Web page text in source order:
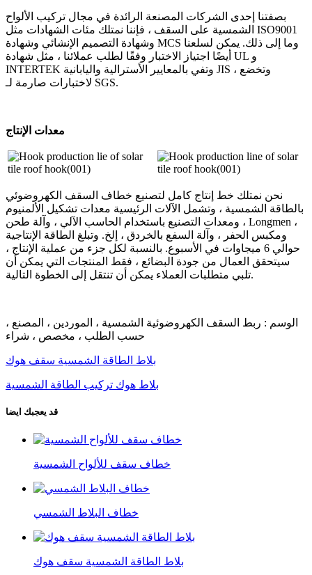
بصفتنا إحدى الشركات المصنعة الرائدة في مجال تركيب الألواح
الشمسية على السقف ، فإننا نمتلك مئات الشهادات مثل ISO9001
وشهادة التصميم الإنشائي وشهادة MCS وما إلى ذلك. يمكن لسلعنا
أيضًا اجتياز الاختبار وفقًا لطلب عملائنا ، مثل شهادة UL و
INTERTEK وتفي بالمعايير الأسترالية واليابانية JIS ، وتخضع
لاختبارات صارمة لـ SGS.
معدات الإنتاج
نحن نمتلك خط إنتاج كامل لتصنيع خطاف السقف الكهروضوئي
بالطاقة الشمسية ، وتشمل الآلات الرئيسية معدات تشكيل الألمنيوم
، ومعدات التصنيع باستخدام الحاسب الآلي ، وآلة طحن Longmen ،
ومكبس الحفر ، وآلة السفع بالخردق ، إلخ. وتبلغ الطاقة الإنتاجية
حوالي 6 ميجاوات في الأسبوع. بالنسبة لكل جزء من عملية الإنتاج ،
سيتحقق العمال من جودة البضائع ، فقط المنتجات التي يمكن أن
تلبي متطلبات العملاء يمكن أن تنتقل إلى الخطوة التالية.
الوسم : ربط السقف الكهروضوئية الشمسية ، الموردين ، المصنع ،
حسب الطلب ، مخصص ، شراء
بلاط الطاقة الشمسية سقف هوك
بلاط هوك تركيب الطاقة الشمسية
قد يعجبك ايضا
خطاف سقف للألواح الشمسية
خطاف البلاط الشمسي
بلاط الطاقة الشمسية سقف هوك